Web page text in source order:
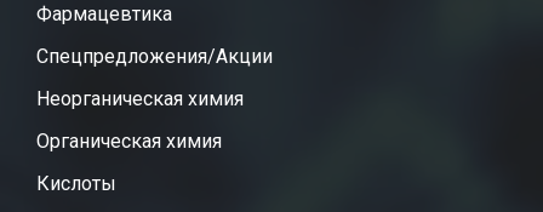
Фармацевтика
Спецпредложения/Акции
Неорганическая химия
Органическая химия
Кислоты